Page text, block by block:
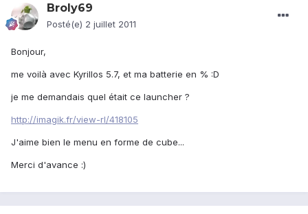
Broly69
Posté(e) 2 juillet 2011
Bonjour,
me voilà avec Kyrillos 5.7, et ma batterie en % :D
je me demandais quel était ce launcher ?
http://imagik.fr/view-rl/418105
J'aime bien le menu en forme de cube...
Merci d'avance :)